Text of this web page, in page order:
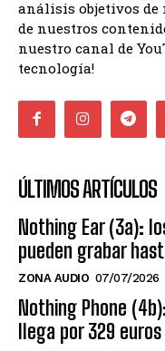
análisis objetivos de
de nuestros
nuestro canal de
tecnología!
ÚLTIMOS ARTÍCULOS
Nothing Ear (3a):
pueden grabar
ZONA AUDIO 07/07/2026
Nothing Phone
llega por 329 euros